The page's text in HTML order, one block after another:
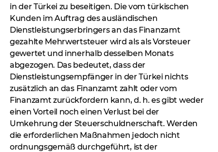
in der Türkei zu beseitigen. Die vom türkischen
Kunden im Auftrag des ausländischen
Dienstleistungserbringers an das Finanzamt
gezahlte Mehrwertsteuer wird als als Vorsteuer
gewertet und innerhalb desselben Monats
abgezogen. Das bedeutet, dass der
Dienstleistungsempfänger in der Türkei nichts
zusätzlich an das Finanzamt zahlt oder vom
Finanzamt zurückfordern kann, d. h. es gibt weder
einen Vorteil noch einen Verlust bei der
Umkehrung der Steuerschuldnerschaft. Werden
die erforderlichen Maßnahmen jedoch nicht
ordnungsgemäß durchgeführt, ist der